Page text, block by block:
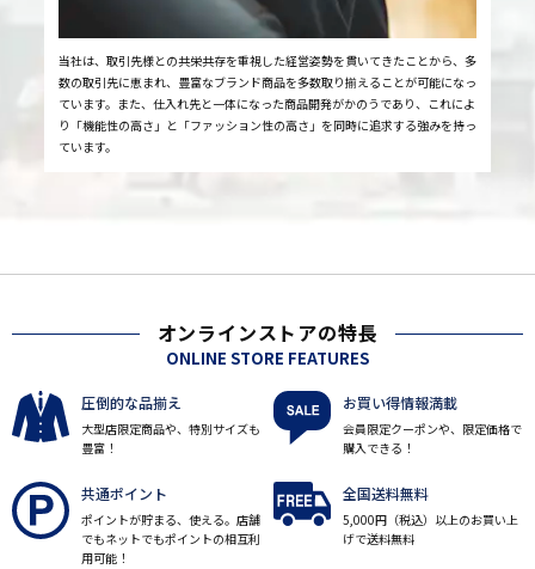
当社は、取引先様との共栄共存を重視した経営姿勢を貫いてきたことから、多
数の取引先に恵まれ、豊富なブランド商品を多数取り揃えることが可能になっ
ています。また、仕入れ先と一体になった商品開発がかのうであり、これによ
り「機能性の高さ」と「ファッション性の高さ」を同時に追求する強みを持っ
ています。
オンラインストアの特長
ONLINE STORE FEATURES
圧倒的な品揃え
大型店限定商品や、特別サイズも
豊富！
お買い得情報満載
会員限定クーポンや、限定価格で
購入できる！
共通ポイント
ポイントが貯まる、使える。店舗
でもネットでもポイントの相互利
用可能！
全国送料無料
5,000円（税込）以上のお買い上
げで送料無料